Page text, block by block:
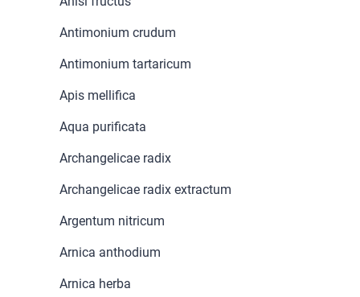
Antimonium crudum
Antimonium tartaricum
Apis mellifica
Aqua purificata
Archangelicae radix
Archangelicae radix extractum
Argentum nitricum
Arnica anthodium
Arnica herba